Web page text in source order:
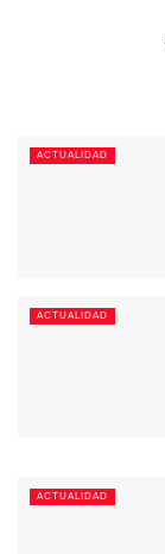
ACTUALIDAD
ACTUALIDAD
ACTUALIDAD